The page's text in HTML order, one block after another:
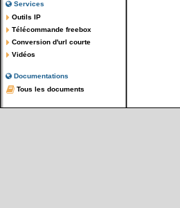
Services
Outils IP
Télécommande freebox
Conversion d'url courte
Vidéos
Documentations
Tous les documents